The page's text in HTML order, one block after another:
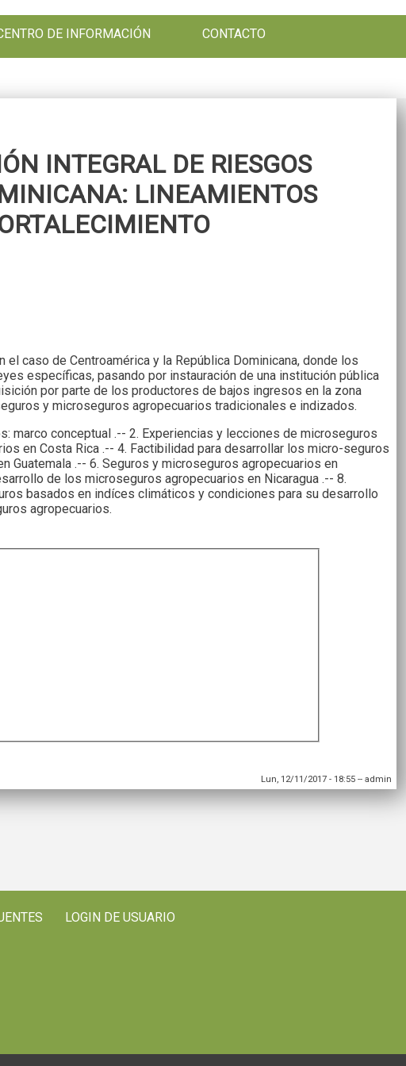
DE INFORMACIÓN CONTACTO
INTEGRAL DE RIESGOS
LINEAMIENTOS
caso de Centroamérica y la República Dominicana, donde los
específicas, pasando por instauración de una institución pública
por parte de los productores de bajos ingresos en la zona
y microseguros agropecuarios tradicionales e indizados.
marco conceptual .-- 2. Experiencias y lecciones de microseguros
en Costa Rica .-- 4. Factibilidad para desarrollar los micro-seguros
Guatemala .-- 6. Seguros y microseguros agropecuarios en
de los microseguros agropecuarios en Nicaragua .-- 8.
basados en indíces climáticos y condiciones para su desarrollo
agropecuarios.
Lun, 12/11/2017 - 18:55 --admin
LOGIN DE USUARIO